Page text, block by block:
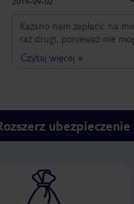
Kazano nam zapłacić na
raz drugi, ponieważ nie
naszej wpłaty, posiadaliśmy
rezerwacji a mimo to
Czytaj więcej »